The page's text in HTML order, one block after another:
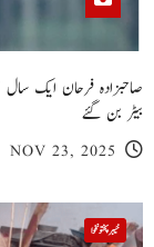
بیٹر بن گئے
NOV 23, 2025
خیبر پختونخوا